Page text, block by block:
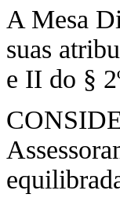
A Mesa
suas
e II do §